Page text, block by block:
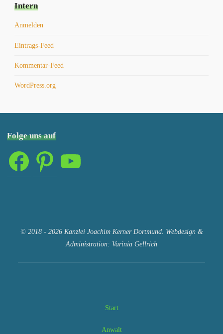
Intern
Anmelden
Eintrags-Feed
Kommentar-Feed
WordPress.org
Folge uns auf
Facebook Pinterest
© 2018 - 2026 Kanzlei Joachim Kerner Dortmund. Webdesign &
Administration: Varinia Gellrich
Start
Anwalt